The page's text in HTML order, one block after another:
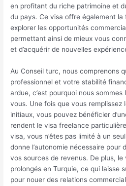
en profitant du riche patrimoine et
du pays. Ce visa offre également la
explorer les opportunités
permettant ainsi de mieux vous
et d’acquérir de nouvelles
Au Conseil turc, nous comprenons
professionnel et votre stabilité
ardue, c’est pourquoi nous
vous. Une fois que vous remplissez
initiaux, vous pouvez bénéficier
rendent le visa freelance
visa, vous n’êtes pas limité à un
donne l’autonomie nécessaire
vos sources de revenus. De plus,
prolongés en Turquie, ce qui laisse
pour nouer des relations